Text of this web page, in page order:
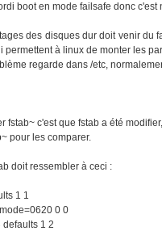
boot en mode failsafe donc
des disques dur doit venir du
permettent à linux de monter les
regarde dans /etc,
fstab~ c'est que fstab a été
pour les comparer.
doit ressembler à ceci :
1 1
0 0
defaults 1 2